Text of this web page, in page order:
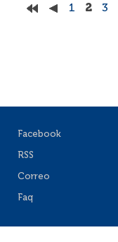
1 2 3
Facebook
RSS
Correo
Faq